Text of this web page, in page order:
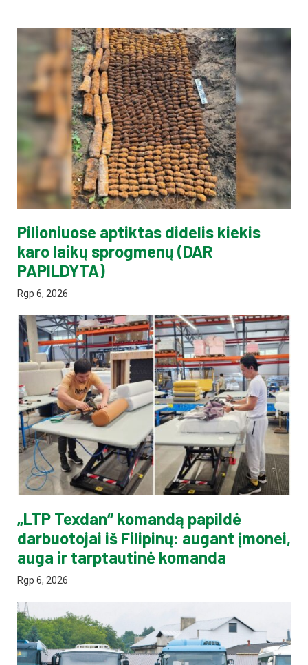
Pilioniuose aptiktas didelis kiekis
karo laikų sprogmenų (DAR
PAPILDYTA)
Rgp 6, 2026
„LTP Texdan“ komandą papildė
darbuotojai iš Filipinų: augant įmonei,
auga ir tarptautinė komanda
Rgp 6, 2026